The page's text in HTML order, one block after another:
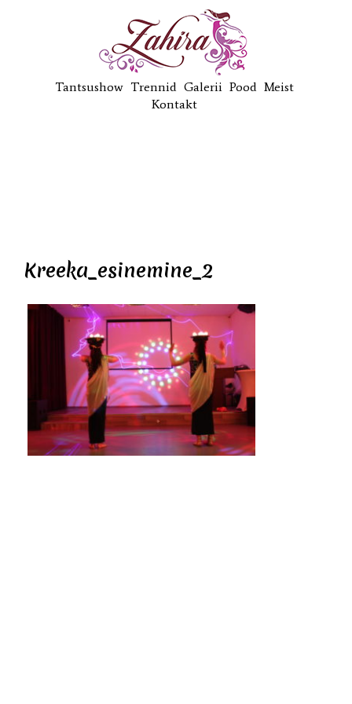
Tantsushow Trennid Galerii Pood Meist
Kontakt
Kreeka_esinemine_2